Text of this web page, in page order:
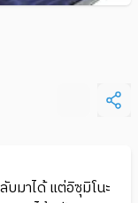
มาได้ แต่อิซุมิโนะ